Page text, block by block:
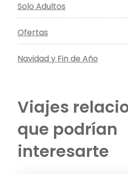
Solo Adultos
Ofertas
Navidad y Fin de Año
Viajes
que podrían
interesarte